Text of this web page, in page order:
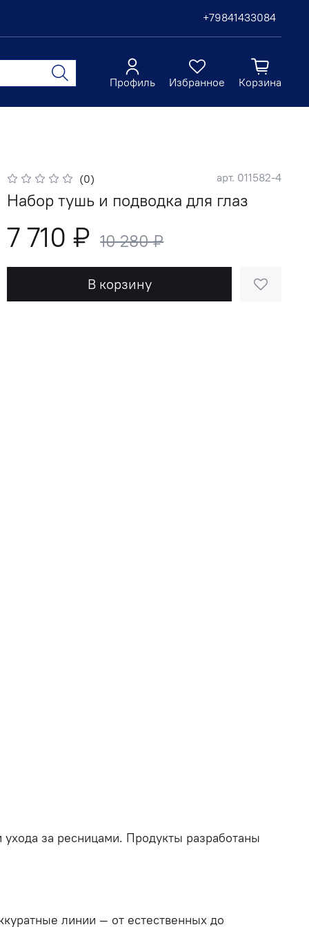
+79841433084
Профиль Избранное Корзина
(0) арт. 011582-4
Набор тушь и подводка для глаз
7 710 ₽ 10 280 ₽
В корзину
ухода за ресницами. Продукты разработаны
линии — от естественных до